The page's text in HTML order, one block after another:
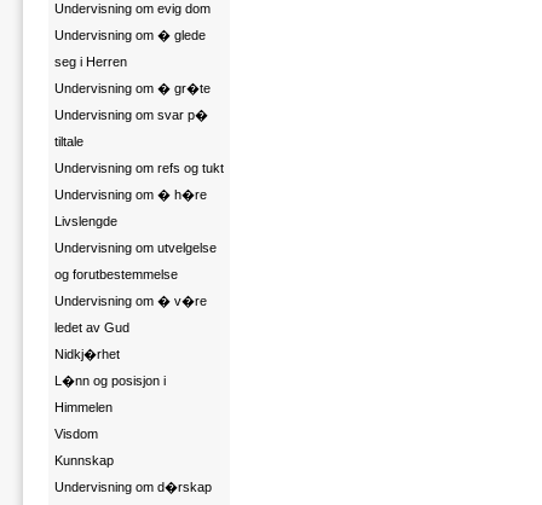
Undervisning om evig dom
Undervisning om � glede
seg i Herren
Undervisning om � gr�te
Undervisning om svar p�
tiltale
Undervisning om refs og tukt
Undervisning om � h�re
Livslengde
Undervisning om utvelgelse
og forutbestemmelse
Undervisning om � v�re
ledet av Gud
Nidkj�rhet
L�nn og posisjon i
Himmelen
Visdom
Kunnskap
Undervisning om d�rskap